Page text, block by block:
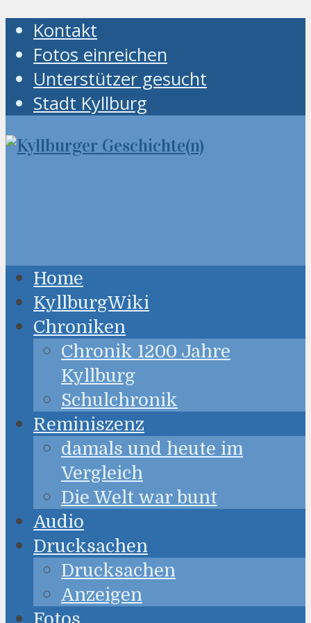
Kontakt
Fotos einreichen
Unterstützer gesucht
Stadt Kyllburg
Home
KyllburgWiki
Chroniken
Chronik 1200 Jahre
Kyllburg
Schulchronik
Reminiszenz
damals und heute im
Vergleich
Die Welt war bunt
Audio
Drucksachen
Drucksachen
Anzeigen